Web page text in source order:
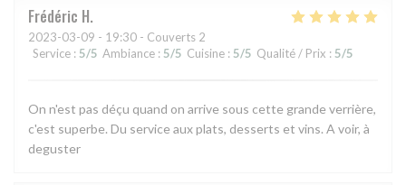
Frédéric H
2023-03-09 - 19:30 - Couverts 2
Service : 5/5 Ambiance : 5/5 Cuisine : 5/5 Qualité / Prix : 5/5
On n'est pas déçu quand on arrive sous cette grande verrière,
c'est superbe. Du service aux plats, desserts et vins. A voir, à
deguster